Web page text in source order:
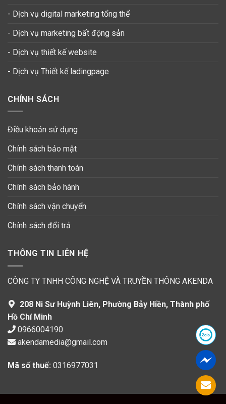
- Dịch vụ digital marketing tổng thể
- Dịch vụ marketing bất động sản
- Dịch vụ thiết kế website
- Dịch vụ Thiết kế ladingpage
CHÍNH SÁCH
Điều khoản sử dụng
Chính sách bảo mật
Chính sách thanh toán
Chính sách bảo hành
Chính sách vận chuyển
Chính sách đổi trả
THÔNG TIN LIÊN HỆ
CÔNG TY TNHH CÔNG NGHỆ VÀ TRUYỀN THÔNG AKENDA
208 Ni Sư Huỳnh Liên, Phường Bảy Hiền, Thành phố
Hồ Chí Minh
0966004190
akendamedia@gmail.com
Mã số thuế: 0316977031